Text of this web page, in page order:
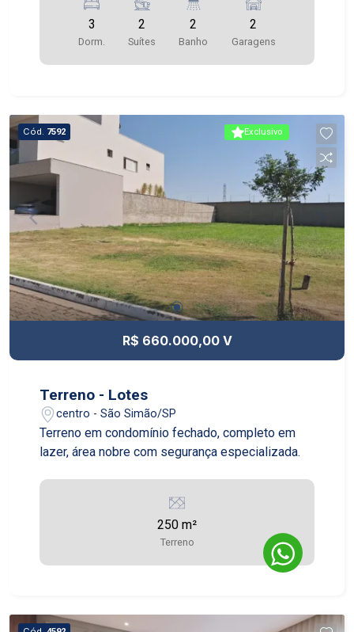
proporciona um ambiente aconchegante e
acolhedor, perfeito para as noites frias. A
propriedade também inclui uma piscina, um vasto
jardim com árvores frutíferas e um pequeno lago,
3
Dorm.
2
Suítes
2
Banho
2
Garagens
Exclusivo
Cód. 7592
R$ 660.000,00 V
Terreno - Lotes
centro - São Simão/SP
Terreno em condomínio fechado, completo em
lazer, área nobre com segurança especializada.
250 m²
Terreno